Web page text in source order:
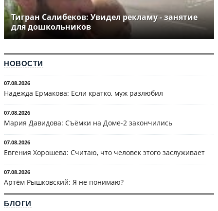
Тигран Салибеков: Увидел рекламу - занятие
для дошкольников
НОВОСТИ
07.08.2026
Надежда Ермакова: Если кратко, муж разлюбил
07.08.2026
Мария Давидова: Съёмки на Доме-2 закончились
07.08.2026
Евгения Хорошева: Считаю, что человек этого заслуживает
07.08.2026
Артём Рышковский: Я не понимаю?
БЛОГИ